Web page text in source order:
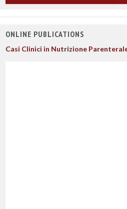
ONLINE PUBLICATIONS
Casi Clinici in Nutrizione